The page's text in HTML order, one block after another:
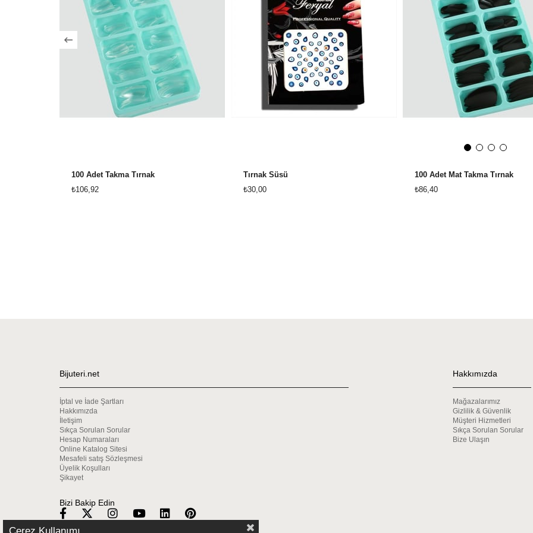
100 Adet Takma Tırnak
₺106,92
Tırnak Süsü
₺30,00
100 Adet Mat Takma Tırnak
₺86,40
Bijuteri.net
İptal ve İade Şartları
Hakkımızda
İletişim
Sıkça Sorulan Sorular
Hesap Numaraları
Online Katalog Sitesi
Mesafeli satış Sözleşmesi
Üyelik Koşulları
Şikayet
Bizi Bakip Edin
Hakkımızda
Mağazalarımız
Gizlilik & Güvenlik
Müşteri Hizmetleri
Sıkça Sorulan Sorular
Bize Ulaşın